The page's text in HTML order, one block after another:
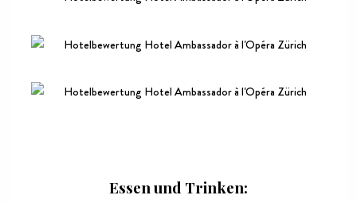
Essen und Trinken: